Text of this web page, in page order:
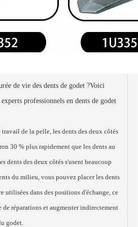
de vie des dents de godet ?Voici
professionnels en dents de godet
travail de la pelle, les dents des deux côtés
30 % plus rapidement que les dents au
dents des deux côtés s'usent beaucoup
du milieu, vous pouvez placer les dents
utilisées dans des positions d'échange, ce
réparations et augmenter indirectement
godet.